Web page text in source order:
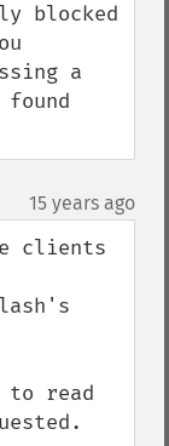
blocked
a
15 years ago
clients
to read